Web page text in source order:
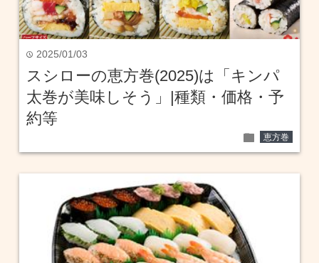
time 2025/01/03
スシローの恵方巻(2025)は「キンパ
太巻が美味しそう」|種類・価格・予
約等
folder 恵方巻